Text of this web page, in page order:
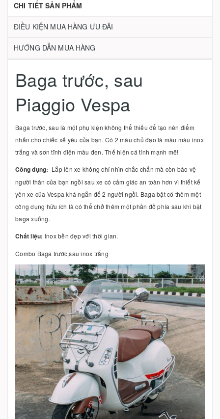
CHI TIẾT SẢN PHẨM
ĐIỀU KIỆN MUA HÀNG ƯU ĐÃI
HƯỚNG DẪN MUA HÀNG
Baga trước, sau
Piaggio Vespa
Baga trước, sau là một phụ kiện không thể thiếu để tạo nên điểm
nhấn cho chiếc xế yêu của bạn. Có 2 màu chủ đạo là màu màu inox
trắng và sơn tĩnh điện màu đen. Thể hiện cá tính mạnh mẽ!
Công dụng: Lắp lên xe không chỉ nhìn chắc chắn mà còn bảo vệ
người thân của bạn ngồi sau xe có cảm giác an toàn hơn vì thiết kế
yên xe của Vespa khá ngắn để 2 người ngồi. Baga bật có thêm một
công dụng hữu ích là có thể chở thêm một phần đồ phía sau khi bật
baga xuống.
Chất liệu: Inox bền đẹp với thời gian.
Combo Baga trước,sau inox trắng